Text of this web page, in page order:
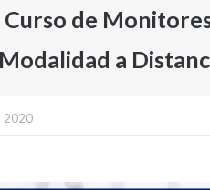
de
a
2020